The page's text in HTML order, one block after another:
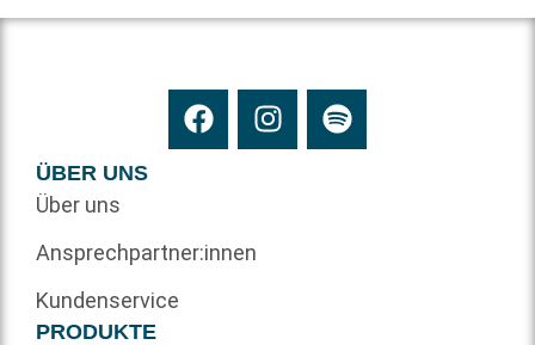
ÜBER UNS
Über uns
Ansprechpartner:innen
Kundenservice
PRODUKTE